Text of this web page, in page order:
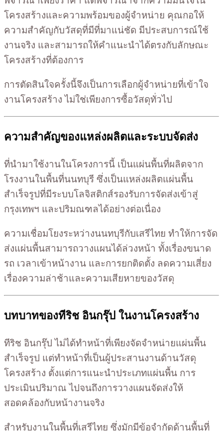
โครงสร้างและความพร้อมของผู้จำหน่าย คุณกอให้
ความสำคัญกับวัสดุที่มีที่มาแน่ชัด มีประสบการณ์ใช้
งานจริง และสามารถให้คำแนะนำได้ตรงกับลักษณะ
โครงสร้างที่ต้องการ
การตัดสินใจครั้งนี้จึงเป็นการเลือกผู้จำหน่ายที่เข้าใจ
งานโครงสร้าง ไม่ใช่เพียงการซื้อวัสดุทั่วไป
ความสำคัญของแหล่งผลิตและระบบจัดส่ง
ที่นำมาใช้งานในโครงการนี้ เป็นแผ่นพื้นที่ผลิตจาก
โรงงานในพื้นที่นนทบุรี ซึ่งเป็นแหล่งผลิตแผ่นพื้น
สำเร็จรูปที่มีระบบโลจิสติกส์รองรับการจัดส่งเข้าสู่
กรุงเทพฯ และปริมณฑลได้อย่างต่อเนื่อง
ความเชื่อมโยงระหว่างนนทบุรีกับเสรีไทย ทำให้การจัด
ส่งแผ่นพื้นสามารถวางแผนได้ล่วงหน้า ทั้งเรื่องขนาด
รถ เวลาเข้าหน้างาน และการยกติดตั้ง ลดความเสี่ยง
เรื่องความล่าช้าและความเสียหายของวัสดุ
บทบาทของทีริช อินกรุ๊ป ในงานโครงสร้าง
ทีริช อินกรุ๊ป ไม่ได้ทำหน้าที่เพียงจัดจำหน่ายแผ่นพื้น
สำเร็จรูป แต่ทำหน้าที่เป็นผู้ประสานงานด้านวัสดุ
โครงสร้าง ตั้งแต่การแนะนำประเภทแผ่นพื้น การ
ประเมินปริมาณ ไปจนถึงการวางแผนจัดส่งให้
สอดคล้องกับหน้างานจริง
สำหรับงานในพื้นที่เสรีไทย ซึ่งมักมีข้อจำกัดด้านพื้นที่